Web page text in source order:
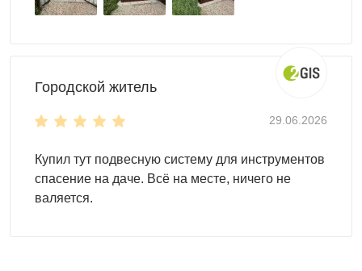
Городской житель
29.06.2026
Купил тут подвесную систему для инструментов
спасение на даче. Всё на месте, ничего не
валяется.